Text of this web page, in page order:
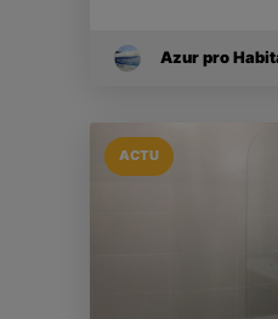
Azur pro
ACTU